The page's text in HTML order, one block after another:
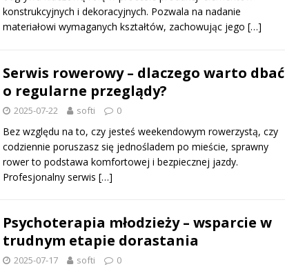
konstrukcyjnych i dekoracyjnych. Pozwala na nadanie
materiałowi wymaganych kształtów, zachowując jego […]
Serwis rowerowy – dlaczego warto dbać
o regularne przeglądy?
2025-07-22 softi 0
Bez względu na to, czy jesteś weekendowym rowerzystą, czy
codziennie poruszasz się jednośladem po mieście, sprawny
rower to podstawa komfortowej i bezpiecznej jazdy.
Profesjonalny serwis […]
Psychoterapia młodzieży – wsparcie w
trudnym etapie dorastania
2025-07-17 softi 0